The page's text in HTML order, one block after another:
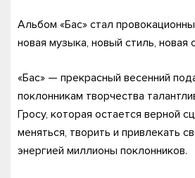
Альбом «Бас» стал
новая музыка, новый стиль, новая
«Бас» — прекрасный весенний
поклонникам творчества
Гросу, которая остается верной
меняться, творить и привлекать
энергией миллионы поклонников.